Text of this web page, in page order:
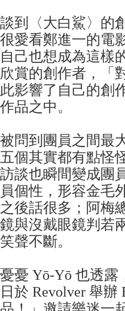
談到〈大白鯊〉的
很愛看鄭進一的電
自己也想成為這樣
欣賞的創作者，「
此影響了自己的創
作品之中。
被問到團員之間最
五個其實都有點怪
訪談也瞬間變成團
員個性，形容金毛
之後話很多；阿梅
鏡與沒戴眼鏡判若
笑聲不斷。
憂憂 Yō-Yō 也透露
日於 Revolver 舉